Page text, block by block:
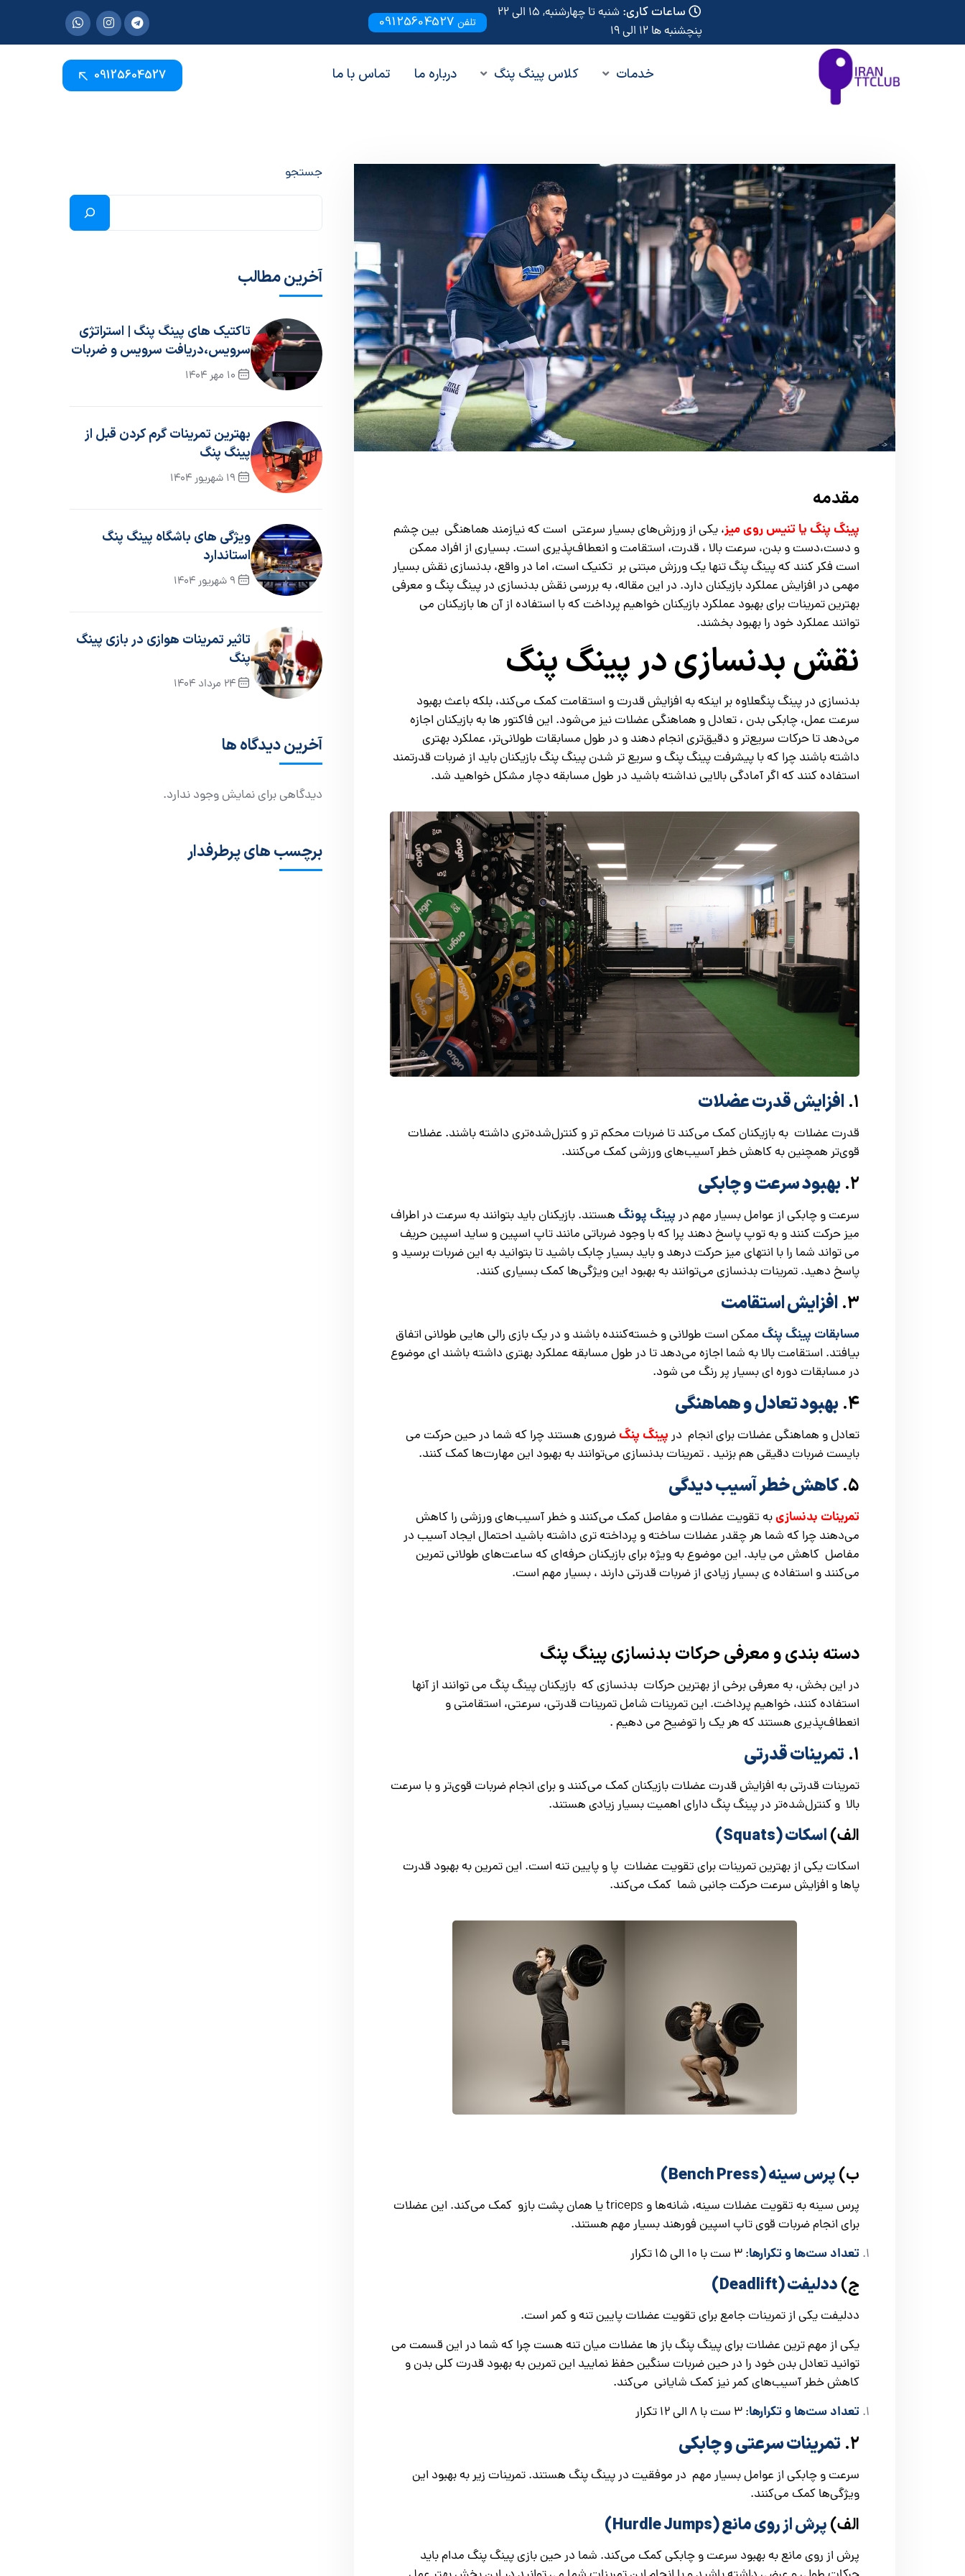
ساعات کاری: شنبه تا چهارشنبه, 15 الی 22
پنچشنبه ها 12 الی 19
تلفن
خدمات کلاس پینگ پنگ درباره ما تماس با ما 09125604527
مقدمه
پینگ پنگ یا تنیس روی میز، یکی از ورزش‌های بسیار سرعتی است که نیازمند هماهنگی بین چشم
و دست،دست و بدن، سرعت بالا ، قدرت، استقامت و انعطاف‌پذیری است. بسیاری از افراد ممکن
است فکر کنند که پینگ پنگ تنها یک ورزش مبتنی بر تکنیک است، اما در واقع، بدنسازی نقش بسیار
مهمی در افزایش عملکرد بازیکنان دارد. در این مقاله، به بررسی نقش بدنسازی در پینگ پنگ و معرفی
بهترین تمرینات برای بهبود عملکرد بازیکنان خواهیم پرداخت که با استفاده از آن ها بازیکنان می
توانند عملکرد خود را بهبود بخشند.
نقش بدنسازی در پینگ پنگ
بدنسازی در پینگ پنگعلاوه بر اینکه به افزایش قدرت و استقامت کمک می‌کند، بلکه باعث بهبود
سرعت عمل، چابکی بدن ، تعادل و هماهنگی عضلات نیز می‌شود. این فاکتور ها به بازیکنان اجازه
می‌دهد تا حرکات سریع‌تر و دقیق‌تری انجام دهند و در طول مسابقات طولانی‌تر، عملکرد بهتری
داشته باشند چرا که با پیشرفت پینگ پنگ و سریع تر شدن پینگ پنگ بازیکنان باید از ضربات قدرتمند
استفاده کنند که اگر آمادگی بالایی نداشته باشید در طول مسابقه دچار مشکل خواهید شد.
۱. افزایش قدرت عضلات
قدرت عضلات به بازیکنان کمک می‌کند تا ضربات محکم تر و کنترل‌شده‌تری داشته باشند. عضلات
قوی‌تر همچنین به کاهش خطر آسیب‌های ورزشی کمک می‌کنند.
۲. بهبود سرعت و چابکی
سرعت و چابکی از عوامل بسیار مهم درپینگ پونگهستند. بازیکنان باید بتوانند به سرعت در اطراف
میز حرکت کنند و به توپ پاسخ دهند پرا که با وجود ضرباتی مانند تاپ اسپین و ساید اسپین حریف
می تواند شما را با انتهای میز حرکت درهد و باید بسیار چابک باشید تا بتوانید به این ضربات برسید و
پاسخ دهید. تمرینات بدنسازی می‌توانند به بهبود این ویژگی‌ها کمک بسیاری کنند.
۳. افزایش استقامت
مسابقات پینگ پنگممکن است طولانی و خسته‌کننده باشند و در یک بازی رالی هایی طولانی اتفاق
بیافتد. استقامت بالا به شما اجازه می‌دهد تا در طول مسابقه عملکرد بهتری داشته باشند ای موضوع
در مسابقات دوره ای بسیار پر رنگ می شود.
۴. بهبود تعادل و هماهنگی
تعادل و هماهنگی عضلات برای انجام درپینگ پنگضروری هستند چرا که شما در حین حرکت می
بایست ضربات دقیقی هم بزنید . تمرینات بدنسازی می‌توانند به بهبود این مهارت‌ها کمک کنند.
۵. کاهش خطر آسیب‌ دیدگی
تمرینات بدنسازیبه تقویت عضلات و مفاصل کمک می‌کنند و خطر آسیب‌های ورزشی را کاهش
می‌دهند چرا که شما هر چقدر عضلات ساخته و پرداخته تری داشته باشید احتمال ایجاد آسیب در
مفاصل کاهش می یابد. این موضوع به ویژه برای بازیکنان حرفه‌ای که ساعت‌های طولانی تمرین
می‌کنند و استفاده ی بسیار زیادی از ضربات قدرتی دارند ، بسیار مهم است.
دسته بندی و معرفی حرکات بدنسازی پینگ پنگ
در این بخش، به معرفی برخی از بهترین حرکات بدنسازی که بازیکنان پینگ پنگ می توانند از آنها
استفاده کنند، خواهیم پرداخت. این تمرینات شامل تمرینات قدرتی، سرعتی، استقامتی و
انعطاف‌پذیری هستند که هر یک را توضیح می دهیم .
۱. تمرینات قدرتی
تمرینات قدرتی به افزایش قدرت عضلات بازیکنان کمک می‌کنند و برای انجام ضربات قوی‌تر و با سرعت
بالا و کنترل‌شده‌تر در پینگ پنگ دارای اهمیت بسیار زیادی هستند.
الف)اسکات (Squats)
اسکات یکی از بهترین تمرینات برای تقویت عضلات پا و پایین تنه است. این تمرین به بهبود قدرت
پاها و افزایش سرعت حرکت جانبی شما کمک می‌کند.
ب)پرس سینه (Bench Press)
پرس سینه به تقویت عضلات سینه، شانه‌ها و triceps یا همان پشت بازو کمک می‌کند. این عضلات
برای انجام ضربات قوی تاپ اسپین فورهند بسیار مهم هستند.
تعداد ست‌ها و تکرارها: ۳ ست با 10 الی 15 تکرار
ج)ددلیفت (Deadlift)
ددلیفت یکی از تمرینات جامع برای تقویت عضلات پایین تنه و کمر است.
یکی از مهم ترین عضلات برای پینگ پنگ باز ها عضلات میان تنه هست چرا که شما در این قسمت می
توانید تعادل بدن خود را در حین ضربات سنگین حفظ نمایید این تمرین به بهبود قدرت کلی بدن و
کاهش خطر آسیب‌های کمر نیز کمک شایانی می‌کند.
تعداد ست‌ها و تکرارها: ۳ ست با ۸ الی 12 تکرار
۲. تمرینات سرعتی و چابکی
سرعت و چابکی از عوامل بسیار مهم در موفقیت در پینگ پنگ هستند. تمرینات زیر به بهبود این
ویژگی‌ها کمک می‌کنند.
الف)پرش از روی مانع (Hurdle Jumps)
پرش از روی مانع به بهبود سرعت و چابکی کمک می‌کند. شما در حین بازی پینگ پنگ مدام باید
جستجو
آخرین مطالب
تاکتیک های پینگ پنگ | استراتژی
سرویس،دریافت سرویس و ضربات
با اسپین
10 مهر 1404
بهترین تمرینات گرم کردن قبل از
پینگ پنگ
19 شهریور 1404
ویژگی های باشگاه پینگ پنگ
استاندارد
9 شهریور 1404
تاثیر تمرینات هوازی در بازی پینگ
پنگ
24 مرداد 1404
آخرین دیدگاه ها
دیدگاهی برای نمایش وجود ندارد.
برچسب های پرطرفدار